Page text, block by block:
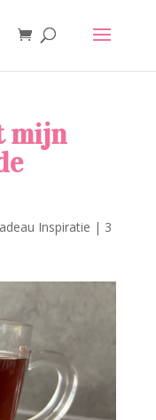
mijn
Inspiratie | 3